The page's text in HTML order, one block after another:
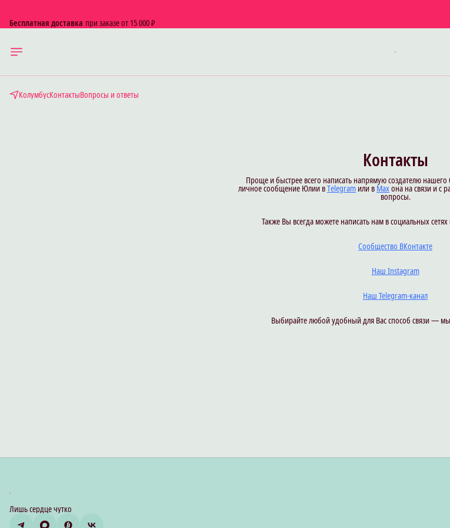
КолумбусКонтактыВопросы и ответы
Контакты
Проще и быстрее всего написать напрямую создателю
личное сообщение Юлии вТelegram или в Maxона на связи и с
вопросы.
Также Вы всегда можете написать нам в социальных
Сообщество ВКонтакте
Наш Instagram
Наш Telegram-канал
Выбирайте любой удобный для Вас способ связи —
Лишь сердце чутко